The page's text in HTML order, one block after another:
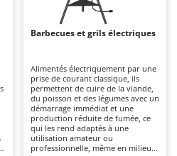
pour tracteur
- Démarreurs
diffusion naturelle de la chaleur.
La structure, généralement de
poids moyen ou lourd et réalisée
en tôle épaisse, garantit une
par la combustion du bois. Le plan
de cuisson, disponible en acier
chromé, fonte émaillée ou inox,
est dimensionné pour servir de 2
à 5 personnes jusqu’à 21 à 45
convives, selon les modèles.
Particulièrement adaptés aux
jardins et aux cuisines extérieures
aménagées, ces barbecues
Barbecues et grils électriques
Alimentés électriquement par une
prise de courant classique, ils
permettent de cuire de la viande,
du poisson et des légumes avec un
démarrage immédiat et une
production réduite de fumée, ce
qui les rend adaptés à une
utilisation amateur ou
professionnelle, même en milieu